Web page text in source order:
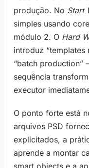
produção. No Start
simples usando
módulo 2. O Hard
introduz “templates
“batch production”
sequência
executor
O ponto forte está
arquivos PSD
explicitados, a
aprende a montar
smart objects e a